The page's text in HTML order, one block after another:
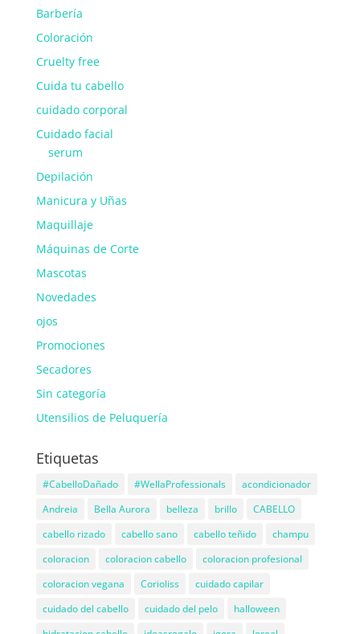
Barbería
Coloración
Cruelty free
Cuida tu cabello
cuidado corporal
Cuidado facial
serum
Depilación
Manicura y Uñas
Maquillaje
Máquinas de Corte
Mascotas
Novedades
ojos
Promociones
Secadores
Sin categoría
Utensilios de Peluquería
Etiquetas
#CabelloDañado #WellaProfessionals
acondicionador
Andreia
Bella Aurora belleza brillo
CABELLO
cabello rizado
cabello sano cabello teñido
champu
coloracion
coloracion cabello
coloracion profesional
coloracion vegana
Corioliss
cuidado capilar
cuidado del cabello
cuidado del pelo
halloween